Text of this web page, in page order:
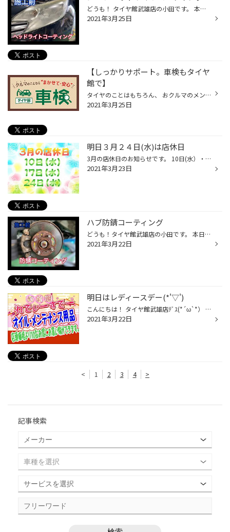
どうも！ タイヤ館武雄店の小田です。 本日は日産ノートのヘッドライトコーティングをご紹介いたします♪ ヘッドライトの曇りや黄ばみでお悩みのお客様は多いと思います。 当店では、ヘッドライト磨きはもちろん さらにコーティングまで行います！！ 自力で何度も挑戦し、諦めていたお客様 ぜひ一度...
2021年3月25日
【しっかりサポート。車検もタイヤ
館で】
タイヤのことはもちろん、 おクルマのメンテナンスを幅広く手がけていますので、 車検もおまかせください！ タイヤ館武雄店での車検は、こんなメリットもあるんですよ。 ＜メリット その1＞ ・交換部品がおトク 車検を行っていただいたお客様には部品の交換等、 お客様のご予算に合わせてご提案いた...
2021年3月25日
明日３月２４日(水)は店休日
3月の店休日のお知らせです。 10日(水）・１７日(水）・２４日(水）が 店休日となっています。 皆さまにはご迷惑をお掛けしますが 宜しくお願い致します。<m(__)m>
2021年3月23日
ハブ防錆コーティング
どうも！タイヤ館武雄店の小田です。 本日は当店の得意技 防錆コーティングをご紹介いたします♪ ホイールを外すと現れますハブ。 殆どのお車がこうなっております( ;∀;) ガビーーーーーン( ﾟДﾟ)!!! って感じですよね。。 ここが錆びると、ホイールの取り付け精度が落ちます。 ホイールのブレ（＝ハ...
2021年3月22日
明日はレディースデー(*'▽')
こんにちは！ タイヤ館武雄店ﾃﾞｽ(*´ω`*） ３月ですが、風が冷たく感じる今日この頃・・・。 さて、明日３月２３日（火）は ★女性が嬉しい日『レディースデー』★
2021年3月22日
< 1 2 3 4 >
記事検索